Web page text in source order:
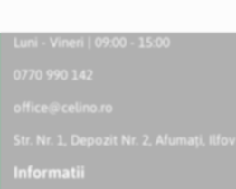
Luni - Vineri | 09:00 - 15:00
0770 990 142
office@celino.ro
Str. Nr. 1, Depozit Nr. 2, Afumați, Ilfov
Informatii